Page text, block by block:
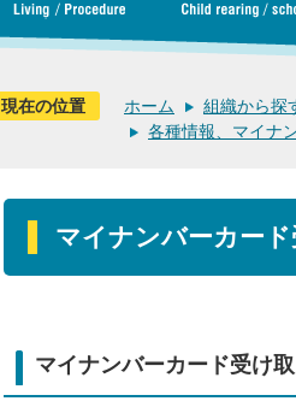
現在の位置 ホーム 組織から探
各種情報、マイナ
マイナンバーカー
マイナンバーカード受け